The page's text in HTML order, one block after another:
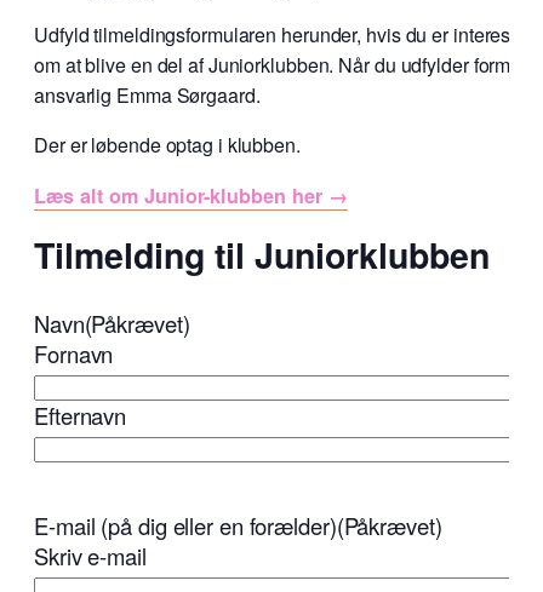
Udfyld tilmeldingsformularen herunder, hvis du er
om at blive en del af Juniorklubben. Når du udfylder
ansvarlig Emma Sørgaard.
Der er løbende optag i klubben.
Læs alt om Junior-klubben her →
Tilmelding til Juniorklubben
Navn(Påkrævet)
Fornavn
Efternavn
E-mail (på dig eller en forælder)(Påkrævet)
Skriv e-mail